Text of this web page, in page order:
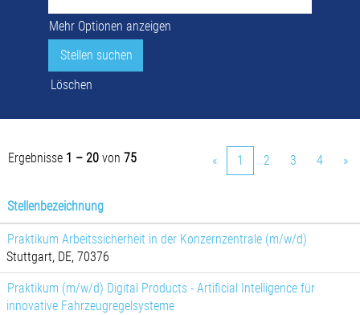
Mehr Optionen anzeigen
Löschen
Ergebnisse 1 – 20 von 75 « 1 2 3 4 »
Stellenbezeichnung
Praktikum Arbeitssicherheit in der Konzernzentrale (m/w/d)
Stuttgart, DE, 70376
Praktikum (m/w/d) Digital Products - Artificial Intelligence für
innovative Fahrzeugregelsysteme